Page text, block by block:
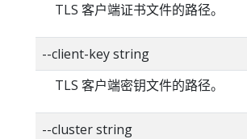
TLS 客户端证书文件的路径。
--client-key string
TLS 客户端密钥文件的路径。
--cluster string